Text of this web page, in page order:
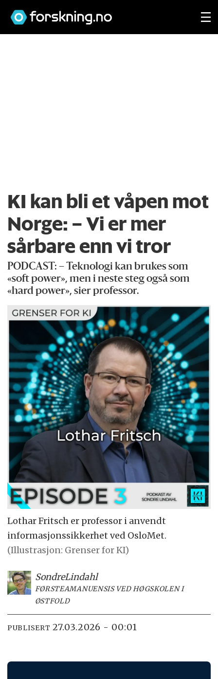
KI kan bli et våpen mot
Norge: – Vi er mer
sårbare enn vi tror
PODCAST: – Teknologi kan brukes som
«soft power», men i neste steg også som
«hard power», sier professor.
Lothar Fritsch er professor i anvendt
informasjonssikkerhet ved OsloMet.
(Illustrasjon: Grenser for KI)
SondreLindahl
FØRSTEAMANUENSIS VED HØGSKOLEN I
ØSTFOLD
PUBLISERT 27.03.2026 - 00:01